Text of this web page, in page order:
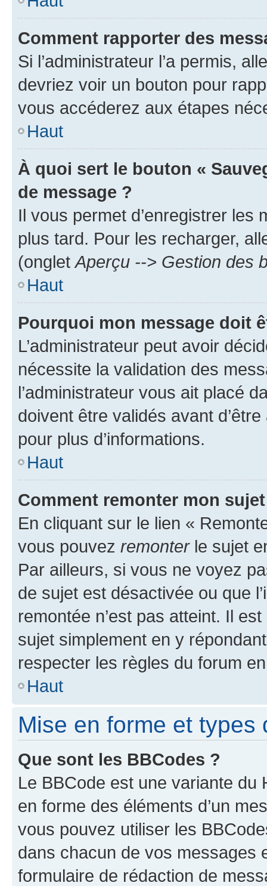
Comment rapporter des
Si l’administrateur l’a permis,
devriez voir un bouton pour
vous accéderez aux étapes
Haut
À quoi sert le bouton «
de message ?
Il vous permet d’enregistrer
plus tard. Pour les recharger,
(ongletAperçu --> Gestion des
Haut
Pourquoi mon message doit
L’administrateur peut avoir
nécessite la validation des
l’administrateur vous ait placé
doivent être validés avant
pour plus d’informations.
Haut
Comment remonter mon
En cliquant sur le lien «
vous pouvez remonterle sujet
Par ailleurs, si vous ne voyez
de sujet est désactivée ou que
remontée n’est pas atteint. Il
sujet simplement en y
respecter les règles du forum
Haut
Mise en forme et types
Que sont les BBCodes ?
Le BBCode est une variante du
en forme des éléments d’un
vous pouvez utiliser les
dans chacun de vos messages
formulaire de rédaction de